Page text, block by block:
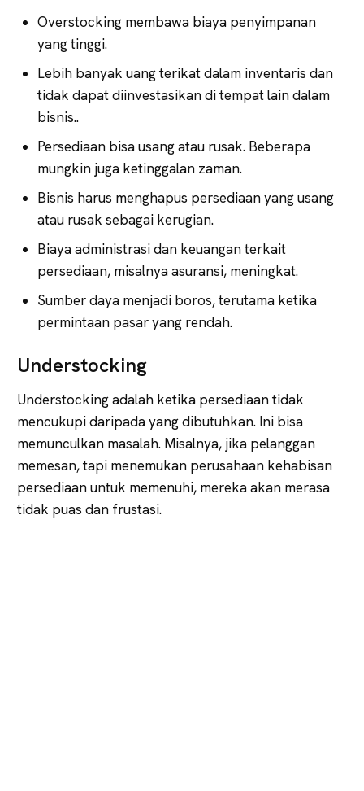
Overstocking membawa biaya penyimpanan
yang tinggi.
Lebih banyak uang terikat dalam inventaris dan
tidak dapat diinvestasikan di tempat lain dalam
bisnis..
Persediaan bisa usang atau rusak. Beberapa
mungkin juga ketinggalan zaman.
Bisnis harus menghapus persediaan yang usang
atau rusak sebagai kerugian.
Biaya administrasi dan keuangan terkait
persediaan, misalnya asuransi, meningkat.
Sumber daya menjadi boros, terutama ketika
permintaan pasar yang rendah.
Understocking
Understocking adalah ketika persediaan tidak
mencukupi daripada yang dibutuhkan. Ini bisa
memunculkan masalah. Misalnya, jika pelanggan
memesan, tapi menemukan perusahaan kehabisan
persediaan untuk memenuhi, mereka akan merasa
tidak puas dan frustasi.